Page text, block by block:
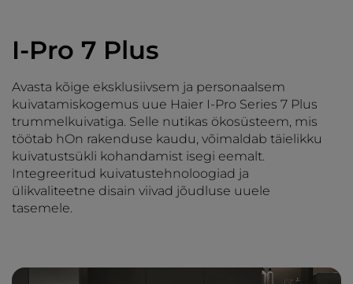
I-Pro 7 Plus
Avasta kõige eksklusiivsem ja personaalsem
kuivatamiskogemus uue Haier I-Pro Series 7 Plus
trummelkuivatiga. Selle nutikas ökosüsteem, mis
töötab hOn rakenduse kaudu, võimaldab täielikku
kuivatustsükli kohandamist isegi eemalt.
Integreeritud kuivatustehnoloogiad ja
ülikvaliteetne disain viivad jõudluse uuele
tasemele.